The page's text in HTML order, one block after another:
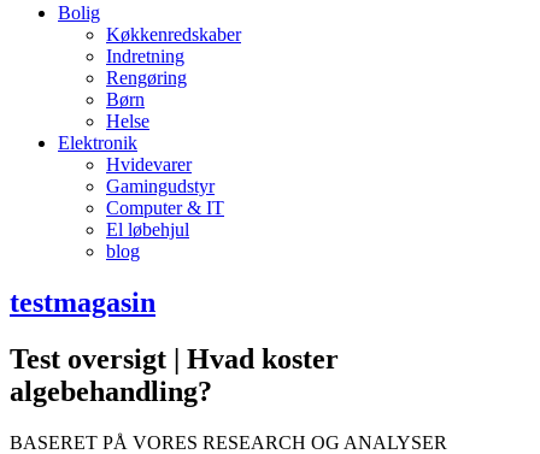
Bolig
Køkkenredskaber
Indretning
Rengøring
Børn
Helse
Elektronik
Hvidevarer
Gamingudstyr
Computer & IT
El løbehjul
blog
testmagasin
Test oversigt | Hvad koster
algebehandling?
BASERET PÅ VORES RESEARCH OG ANALYSER